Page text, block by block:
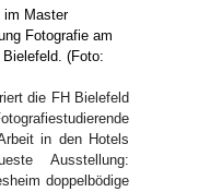
die FH Bielefeld
in den Hotels
Ausstellung:
doppelbödige